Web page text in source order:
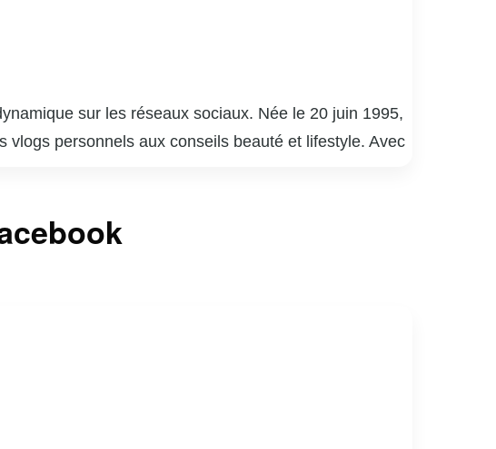
sur les réseaux sociaux. Née le 20 juin 1995,
vlogs personnels aux conseils beauté et lifestyle. Avec
s’étend au-delà des réseaux sociaux, puisqu’elle